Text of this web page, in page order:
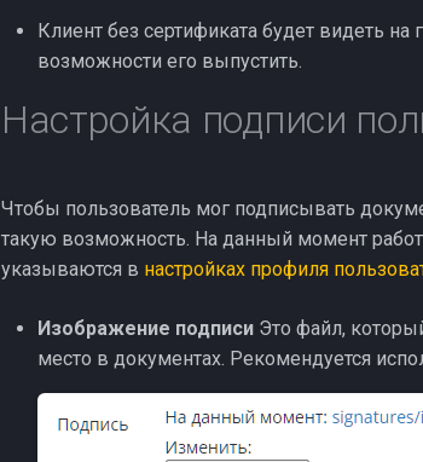
Клиент без сертификата будет видеть на
возможности его выпустить.
Настройка подписи
Чтобы пользователь мог подписывать
такую возможность. На данный момент
указываются в настройках профиля
Изображение подписи Это файл,
место в документах. Рекомендуется